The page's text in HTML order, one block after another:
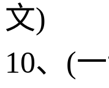
文)
10、(